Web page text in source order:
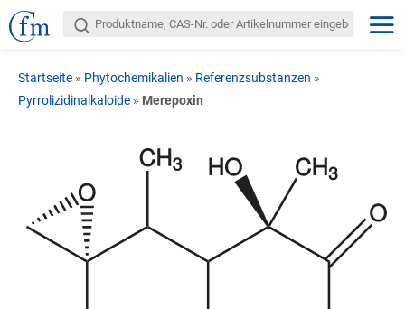
Startseite » Phytochemikalien » Referenzsubstanzen »
Pyrrolizidinalkaloide » Merepoxin